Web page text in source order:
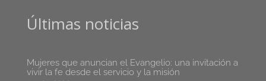
Últimas noticias
Mujeres que anuncian el Evangelio: una invitación a
vivir la fe desde el servicio y la misión